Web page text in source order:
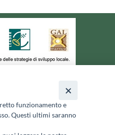
gal@marsica.it
funzionamento e
Questi ultimi saranno